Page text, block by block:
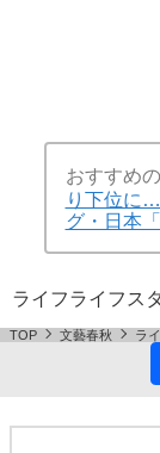
おすすめ
り下位に
グ・日本
ライフライフス
TOP 文藝春秋 ラ